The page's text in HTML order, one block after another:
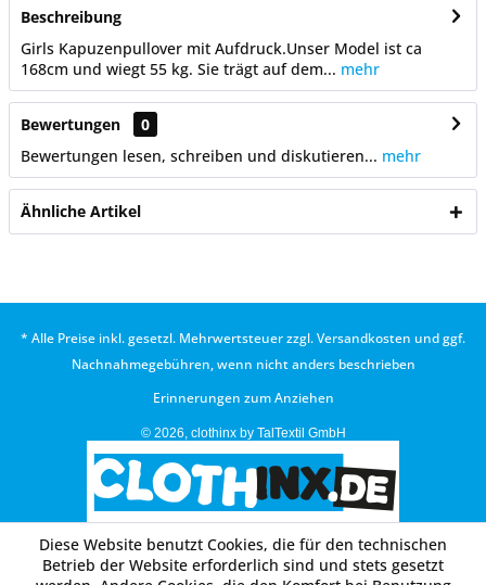
Beschreibung
Girls Kapuzenpullover mit Aufdruck.Unser Model ist ca
168cm und wiegt 55 kg. Sie trägt auf dem... mehr
Bewertungen
0
Bewertungen lesen, schreiben und diskutieren... mehr
Ähnliche Artikel
* Alle Preise inkl. gesetzl. Mehrwertsteuer zzgl.Versandkosten und ggf.
Nachnahmegebühren, wenn nicht anders beschrieben
Erinnerungen zum Anziehen
© 2026, clothinx by TalTextil GmbH
Diese Website benutzt Cookies, die für den technischen
Betrieb der Website erforderlich sind und stets gesetzt